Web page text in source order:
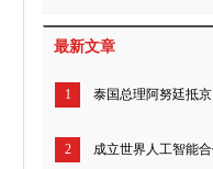
最新文章
1 泰国总理阿努廷抵京
2